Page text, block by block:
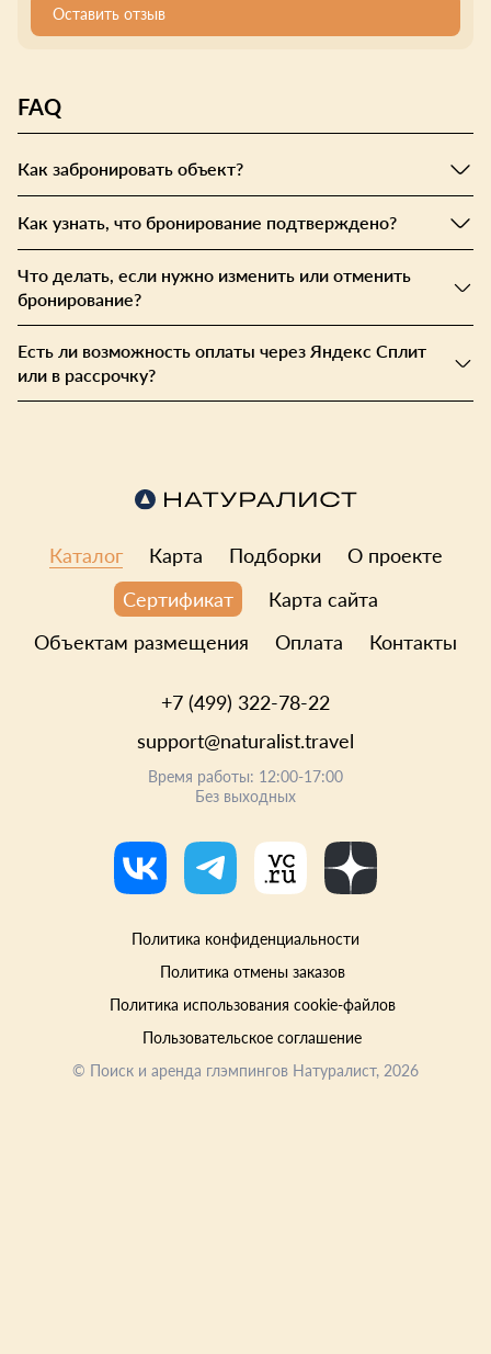
Оставить отзыв
FAQ
Как забронировать объект?
Как узнать, что бронирование подтверждено?
Что делать, если нужно изменить или отменить
бронирование?
Есть ли возможность оплаты через Яндекс Сплит
или в рассрочку?
Каталог Карта Подборки
О проекте
Сертификат
Карта сайта
Объектам размещения
Оплата Контакты
+7 (499) 322-78-22
support@naturalist.travel
Время работы: 12:00-17:00
Без выходных
Политика конфиденциальности
Политика отмены заказов
Политика использования cookie-файлов
Пользовательское соглашение
© Поиск и аренда глэмпингов Натуралист, 2026